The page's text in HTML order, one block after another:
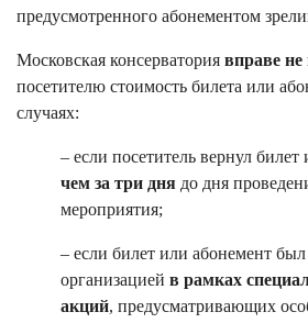
предусмотренного абонементом
Московская консерватория вправе
посетителю стоимость билета или
случаях:
– если посетитель вернул
чем за три дня до дня
мероприятия;
– если билет или абонемент был
организацией в рамках
акций, предусматривающих